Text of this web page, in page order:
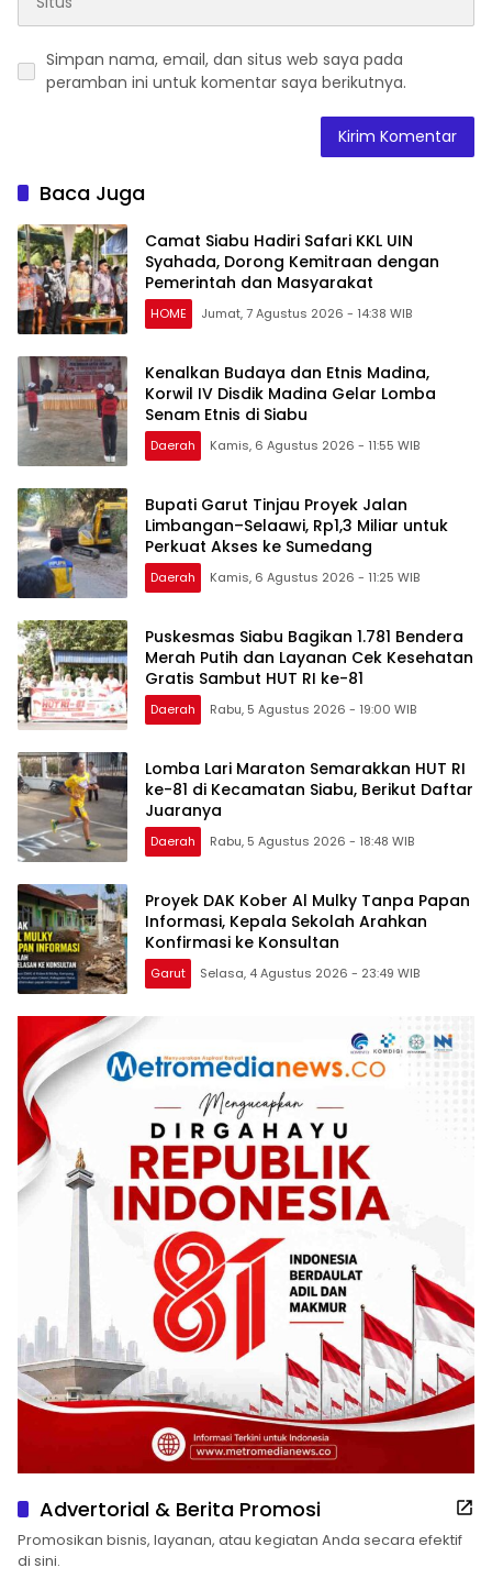
Simpan nama, email, dan situs web saya pada
peramban ini untuk komentar saya berikutnya.
Baca Juga
Camat Siabu Hadiri Safari KKL UIN
Syahada, Dorong Kemitraan dengan
Pemerintah dan Masyarakat
HOME Jumat, 7 Agustus 2026 - 14:38 WIB
Kenalkan Budaya dan Etnis Madina,
Korwil IV Disdik Madina Gelar Lomba
Senam Etnis di Siabu
Daerah Kamis, 6 Agustus 2026 - 11:55 WIB
Bupati Garut Tinjau Proyek Jalan
Limbangan–Selaawi, Rp1,3 Miliar untuk
Perkuat Akses ke Sumedang
Daerah Kamis, 6 Agustus 2026 - 11:25 WIB
Puskesmas Siabu Bagikan 1.781 Bendera
Merah Putih dan Layanan Cek Kesehatan
Gratis Sambut HUT RI ke-81
Daerah Rabu, 5 Agustus 2026 - 19:00 WIB
Lomba Lari Maraton Semarakkan HUT RI
ke-81 di Kecamatan Siabu, Berikut Daftar
Juaranya
Daerah Rabu, 5 Agustus 2026 - 18:48 WIB
Proyek DAK Kober Al Mulky Tanpa Papan
Informasi, Kepala Sekolah Arahkan
Konfirmasi ke Konsultan
Garut Selasa, 4 Agustus 2026 - 23:49 WIB
Advertorial & Berita Promosi
Promosikan bisnis, layanan, atau kegiatan Anda secara efektif
di sini.